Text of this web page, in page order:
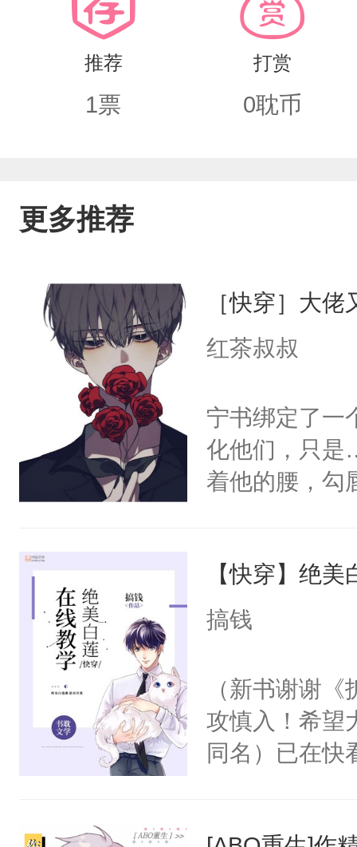
推荐
1票
打赏
0耽币
更多推荐
［快穿］大
红茶叔叔
宁书绑定了一
化他们，只是
着他的腰，勾
来，给老公
用力——为你
【快穿】绝
搞钱
（新书谢谢
攻慎入！希望
同名）已在快